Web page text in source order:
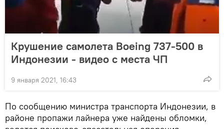
Крушение самолета Boeing 737-500 в
Индонезии - видео с места ЧП
9 января 2021, 16:43
По сообщению министра транспорта Индонезии, в
районе пропажи лайнера уже найдены обломки,